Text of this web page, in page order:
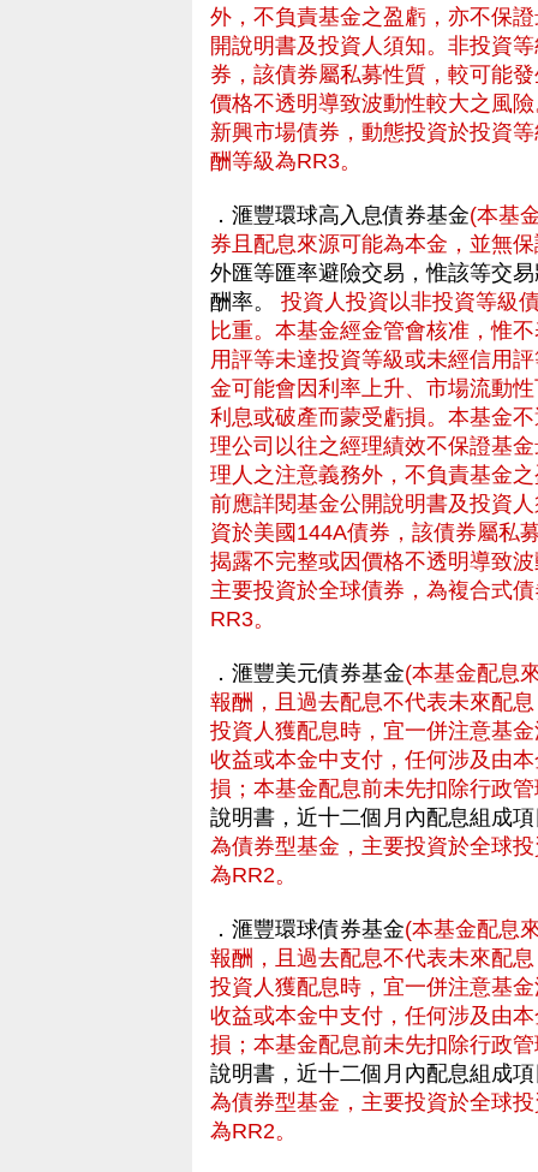
外，不負責基金之盈虧，亦不保
開說明書及投資人須知。非投資
券，該債券屬私募性質，較可能
價格不透明導致波動性較大之風
新興市場債券，動態投資於投資
酬等級為RR3。
．滙豐環球高入息債券基金(本基
券且配息來源可能為本金，並無
外匯等匯率避險交易，惟該等交
酬率。 投資人投資以非投資等級
比重。本基金經金管會核准，惟
用評等未達投資等級或未經信用
金可能會因利率上升、市場流動
利息或破產而蒙受虧損。本基金
理公司以往之經理績效不保證基
理人之注意義務外，不負責基金
前應詳閱基金公開說明書及投資
資於美國144A債券，該債券屬私
揭露不完整或因價格不透明導致
主要投資於全球債券，為複合式
RR3。
．滙豐美元債券基金(本基金配息
報酬，且過去配息不代表未來配
投資人獲配息時，宜一併注意基
收益或本金中支付，任何涉及由
損；本基金配息前未先扣除行政
說明書，近十二個月內配息組成
為債券型基金，主要投資於全球
為RR2。
．滙豐環球債券基金(本基金配息
報酬，且過去配息不代表未來配
投資人獲配息時，宜一併注意基
收益或本金中支付，任何涉及由
損；本基金配息前未先扣除行政
說明書，近十二個月內配息組成
為債券型基金，主要投資於全球
為RR2。